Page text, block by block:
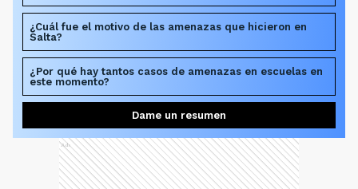
¿Cuál fue el motivo de las amenazas que hicieron en
Salta?
¿Por qué hay tantos casos de amenazas en escuelas en
este momento?
Dame un resumen
Ads